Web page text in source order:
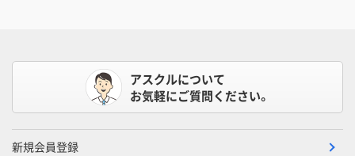
アスクルについて
お気軽にご質問ください。
新規会員登録